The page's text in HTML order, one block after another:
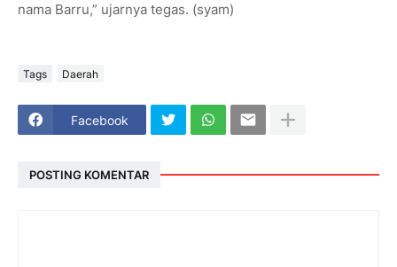
nama Barru,” ujarnya tegas. (syam)
Tags Daerah
Facebook
POSTING KOMENTAR